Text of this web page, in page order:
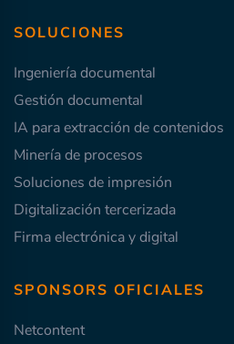
SOLUCIONES
Ingeniería documental
Gestión documental
IA para extracción de contenidos
Minería de procesos
Soluciones de impresión
Digitalización tercerizada
Firma electrónica y digital
SPONSORS OFICIALES
Netcontent